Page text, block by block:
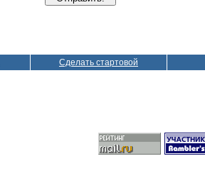
Сделать стартовой